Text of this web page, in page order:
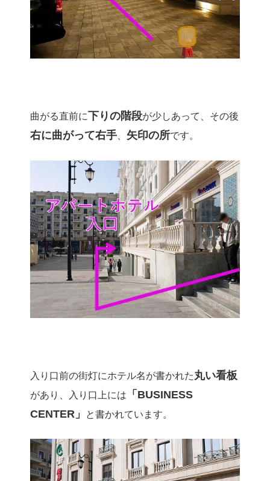
曲がる直前に下りの階段が少しあって、その後
右に曲がって右手 矢印の所です。
入り口前の街灯にホテル名が書かれた丸い看板
があり、入り口上には
「BUSINESS
CENTER」
と書かれています。